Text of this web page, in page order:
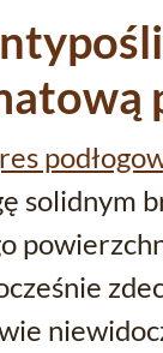
solidnym